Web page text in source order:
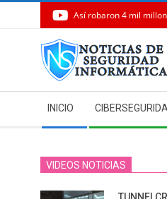
Así robaron 4 mil
Navigation
Menu
INICIO
VIDEOS NOTICIAS